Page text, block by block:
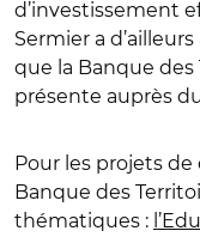
d’investissement
Sermier a
que la Banque
présente auprès
Pour les projets
Banque des
thématiques :